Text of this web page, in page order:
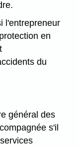
l'entrepreneur
en
du
général des
s'il